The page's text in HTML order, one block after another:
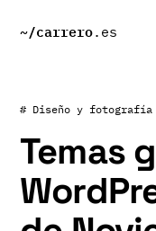
~/carrero.es
# Diseño y fotografía
Temas